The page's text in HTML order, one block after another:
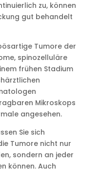
zu, können
gut behandelt
Tumore der
spinozelluläre
frühen Stadium
Mikroskops
angesehen.
Sie sich
Tumore nicht nur
sondern an jeder
können. Auch